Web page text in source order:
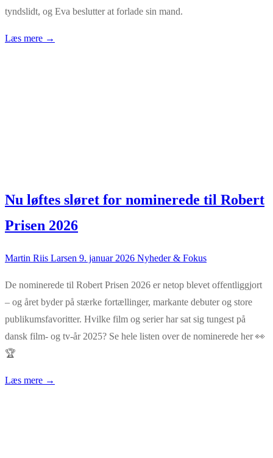
tyndslidt, og Eva beslutter at forlade sin mand.
Læs mere →
Nu løftes sløret for nominerede til Robert
Prisen 2026
Martin Riis Larsen 9. januar 2026 Nyheder & Fokus
De nominerede til Robert Prisen 2026 er netop blevet offentliggjort
– og året byder på stærke fortællinger, markante debuter og store
publikumsfavoritter. Hvilke film og serier har sat sig tungest på
dansk film- og tv-år 2025? Se hele listen over de nominerede her 👀
🏆
Læs mere →